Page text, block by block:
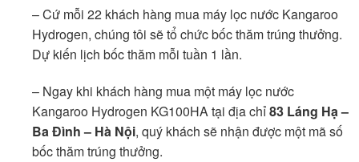
– Cứ mỗi 22 khách hàng mua máy lọc nước Kangaroo
Hydrogen, chúng tôi sẽ tổ chức bốc thăm trúng thưởng.
Dự kiến lịch bốc thăm mỗi tuần 1 lần.
– Ngay khi khách hàng mua một máy lọc nước
Kangaroo Hydrogen KG100HA tại địa chỉ83 Láng Hạ –
Ba Đình – Hà Nội, quý khách sẽ nhận được một mã số
bốc thăm trúng thưởng.